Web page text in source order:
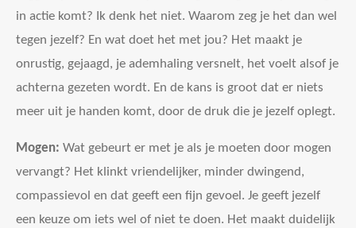
in actie komt? Ik denk het niet. Waarom zeg je het dan wel
tegen jezelf? En wat doet het met jou? Het maakt je
onrustig, gejaagd, je ademhaling versnelt, het voelt alsof je
achterna gezeten wordt. En de kans is groot dat er niets
meer uit je handen komt, door de druk die je jezelf oplegt.
Mogen: Wat gebeurt er met je als je moeten door mogen
vervangt? Het klinkt vriendelijker, minder dwingend,
compassievol en dat geeft een fijn gevoel. Je geeft jezelf
een keuze om iets wel of niet te doen. Het maakt duidelijk